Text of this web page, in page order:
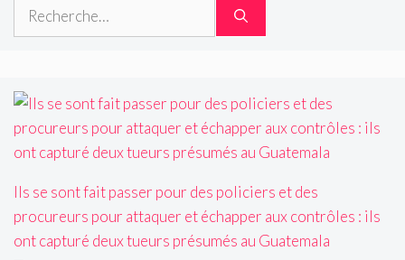
Rechercher :
Ils se sont fait passer pour des policiers et des
procureurs pour attaquer et échapper aux contrôles : ils
ont capturé deux tueurs présumés au Guatemala